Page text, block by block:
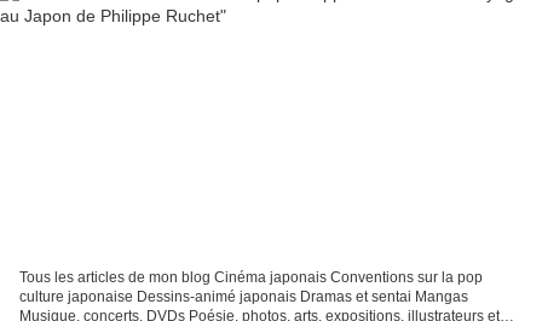
Tous les articles de mon blog Cinéma japonais Conventions sur la pop
culture japonaise Dessins-animé japonais Dramas et sentai Mangas
Musique, concerts, DVDs Poésie, photos, arts, expositions, illustrateurs et